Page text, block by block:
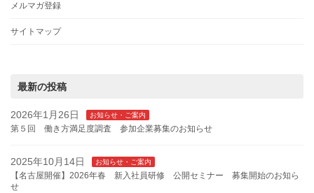
メルマガ登録
サイトマップ
最新の投稿
2026年1月26日 お知らせ・ご案内
第５回 働き方満足度調査 参加企業募集のお知らせ
2025年10月14日 お知らせ・ご案内
【名古屋開催】2026年春 新入社員研修 公開セミナー 募集開始のお知ら
せ